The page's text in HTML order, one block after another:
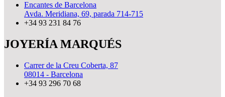
Encantes de Barcelona
Avda. Meridiana, 69, parada 714-715
+34 93 231 84 76
JOYERÍA MARQUÉS
Carrer de la Creu Coberta, 87
08014 - Barcelona
+34 93 296 70 68